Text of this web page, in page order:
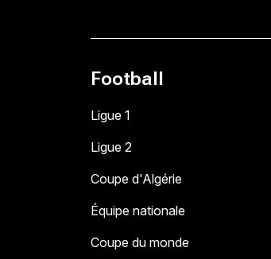
Football
Ligue 1
Ligue 2
Coupe d'Algérie
Équipe nationale
Coupe du monde